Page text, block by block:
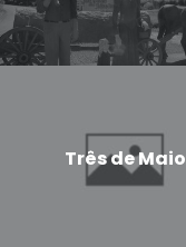
Três de Maio